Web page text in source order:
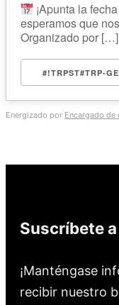
¡Apunta la
esperamos que
Organizado por […]
#!TRPST#TRP-
Energizado por Encargado de
Suscríbete
¡Manténgase
recibir nuestro